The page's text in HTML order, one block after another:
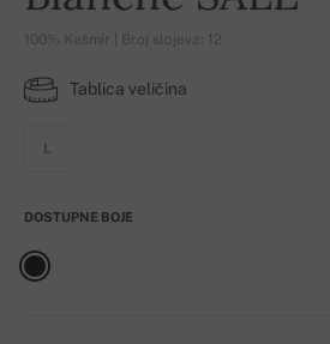
100% Kašmir | Broj slojeva: 12
Tablica veličina
L
DOSTUPNE BOJE